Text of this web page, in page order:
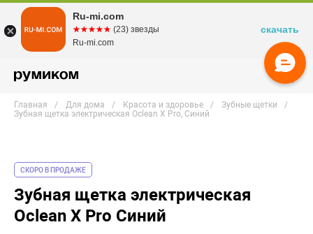
Главная Для дома Красота и здоровье
Зубные щетки
Зубная щетка электрическая Oclean X Pro, Синий
СКОРО В ПРОДАЖЕ
Зубная щетка электрическая
Oclean X Pro Синий
Ru-mi.com
☆☆☆☆☆
★★★★★ (23) звезды
Ru-mi.com
скачать